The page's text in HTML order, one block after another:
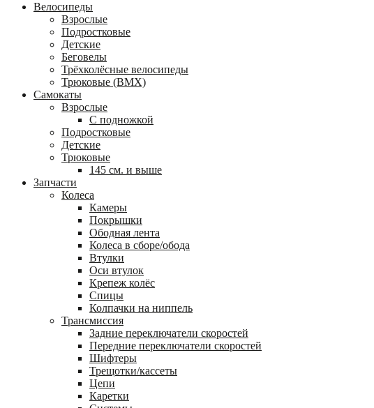
Велосипеды
Взрослые
Подростковые
Детские
Беговелы
Трёхколёсные велосипеды
Трюковые (BMX)
Самокаты
Взрослые
С подножкой
Подростковые
Детские
Трюковые
145 см. и выше
Запчасти
Колеса
Камеры
Покрышки
Ободная лента
Колеса в сборе/обода
Втулки
Оси втулок
Крепеж колёс
Спицы
Колпачки на ниппель
Трансмиссия
Задние переключатели скоростей
Передние переключатели скоростей
Шифтеры
Трещотки/кассеты
Цепи
Каретки